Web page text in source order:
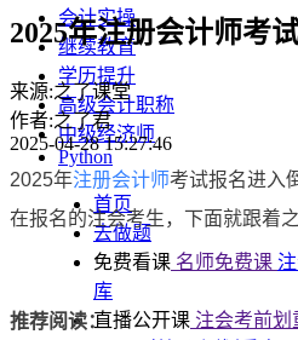
会计实操
继续教育
学历提升
高级会计职称
中级经济师
Python
首页
去做题
免费看课 名师免费课
库
直播公开课 注会考前划
2025年注册会计师考
来源:之了课堂
作者:之了君
2025-04-28 15:27:46
2025年注册会计师考试报名进入
在报名的注会考生，下面就跟着
推荐阅读：